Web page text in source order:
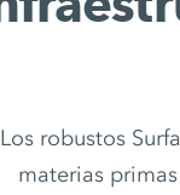
Los robustos
materias